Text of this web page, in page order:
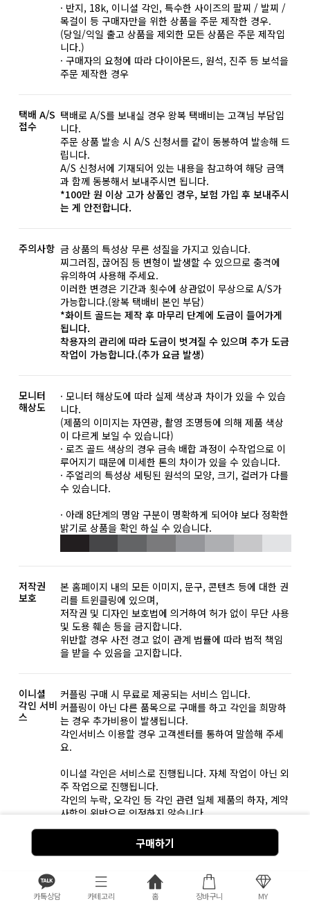
카톡상담 카테고리 홈 장바구니 MY
구매하기
· 반지, 18k, 이니셜 각인, 특수한 사이즈의 팔찌 / 발찌 /
목걸이 등 구매자만을 위한 상품을 주문 제작한 경우.
(당일/익일 출고 상품을 제외한 모든 상품은 주문 제작입
니다.)
· 구매자의 요청에 따라 다이아몬드, 원석, 진주 등 보석을
주문 제작한 경우
택배 A/S
접수
택배로 A/S를 보내실 경우 왕복 택배비는 고객님 부담입
니다.
주문 상품 발송 시 A/S 신청서를 같이 동봉하여 발송해 드
립니다.
A/S 신청서에 기재되어 있는 내용을 참고하여 해당 금액
과 함께 동봉해서 보내주시면 됩니다.
*100만 원 이상 고가 상품인 경우, 보험 가입 후 보내주시
는 게 안전합니다.
주의사항 금 상품의 특성상 무른 성질을 가지고 있습니다.
찌그러짐, 끊어짐 등 변형이 발생할 수 있으므로 충격에
유의하여 사용해 주세요.
이러한 변경은 기간과 횟수에 상관없이 무상으로 A/S가
가능합니다.(왕복 택배비 본인 부담)
*화이트 골드는 제작 후 마무리 단계에 도금이 들어가게
됩니다.
착용자의 관리에 따라 도금이 벗겨질 수 있으며 추가 도금
작업이 가능합니다.(추가 요금 발생)
모니터
해상도
· 모니터 해상도에 따라 실제 색상과 차이가 있을 수 있습
니다.
(제품의 이미지는 자연광, 촬영 조명등에 의해 제품 색상
이 다르게 보일 수 있습니다)
· 로즈 골드 색상의 경우 금속 배합 과정이 수작업으로 이
루어지기 때문에 미세한 톤의 차이가 있을 수 있습니다.
· 주얼리의 특성상 세팅된 원석의 모양, 크기, 컬러가 다를
수 있습니다.
· 아래 8단계의 명암 구분이 명확하게 되어야 보다 정확한
밝기로 상품을 확인 하실 수 있습니다.
저작권
보호
본 홈페이지 내의 모든 이미지, 문구, 콘텐츠 등에 대한 권
리를 트윈클링에 있으며,
저작권 및 디자인 보호법에 의거하여 허가 없이 무단 사용
및 도용 훼손 등을 금지합니다.
위반할 경우 사전 경고 없이 관계 법률에 따라 법적 책임
을 받을 수 있음을 고지합니다.
이니셜
각인 서비
스
커플링 구매 시 무료로 제공되는 서비스 입니다.
커플링이 아닌 다른 품목으로 구매를 하고 각인을 희망하
는 경우 추가비용이 발생됩니다.
각인서비스 이용할 경우 고객센터를 통하여 말씀해 주세
요.
이니셜 각인은 서비스로 진행됩니다. 자체 작업이 아닌 외
주 작업으로 진행됩니다.
각인의 누락, 오각인 등 각인 관련 일체 제품의 하자, 계약
사항의 위반으로 인정하지 않습니다.
모든 비용을 무상으로 조치해드리고 있습니다. 그외 무리
한 요구는 정중히 사양합니다.
비회원-네이버페이 결제 시 주문 불가 메시지가 뜨는 경우
카카오톡 플러스 친구로 문의 바랍니다.